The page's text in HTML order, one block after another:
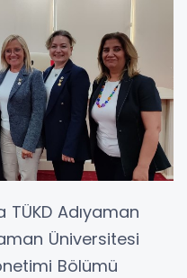
Adıyaman
Üniversitesi
Bölümü